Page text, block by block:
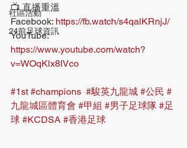
社區活動
24前足球資訊
📺 直播重溫
Facebook: https://fb.watch/s4qalKRnjJ/
YouTube:
https://www.youtube.com/watch?
v=WOqKlx8IVco
#1st #champions #駿英九龍城 #公民 #
九龍城區體育會 #甲組 #男子足球隊 #足
球 #KCDSA #香港足球